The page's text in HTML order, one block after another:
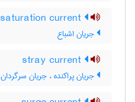
جریان اشباع
جریان پراکنده ، جریان سرگردان